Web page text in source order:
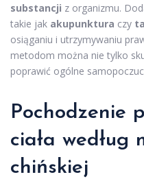
substancji z organizmu.
takie jak akupunktura czy
osiąganiu i utrzymywaniu
metodom można nie tylko
poprawić ogólne
Pochodzenie
ciała według
chińskiej